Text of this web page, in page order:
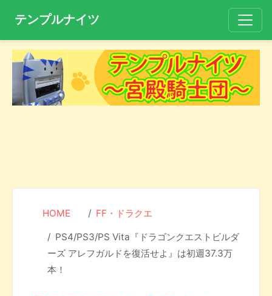
テンプルナイツ
HOME FF・ドラクエ
PS4/PS3/PS Vita『ドラゴンクエストビルダ
ーズ アレフガルドを復活せよ』は初週37.3万
本！